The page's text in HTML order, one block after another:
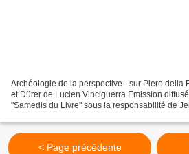
Archéologie de la perspective - sur Piero della
et Dürer de Lucien Vinciguerra Emission
"Samedis du Livre" sous la responsabilité de
< Page précédente